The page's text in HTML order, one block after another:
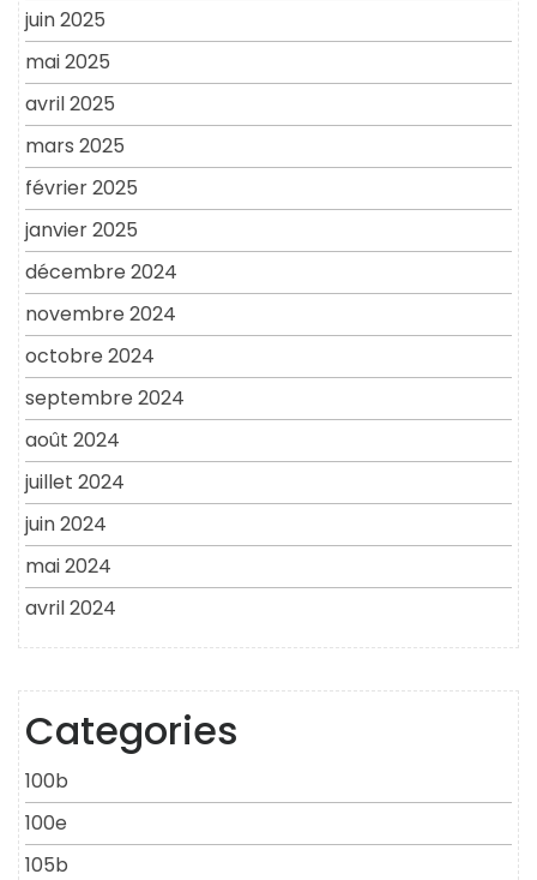
juin 2025
mai 2025
avril 2025
mars 2025
février 2025
janvier 2025
décembre 2024
novembre 2024
octobre 2024
septembre 2024
août 2024
juillet 2024
juin 2024
mai 2024
avril 2024
Categories
100b
100e
105b